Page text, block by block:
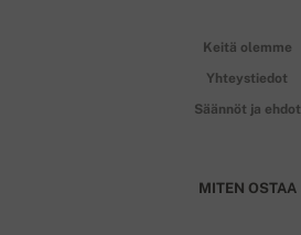
Keitä olemme
Yhteystiedot
Säännöt ja ehdot
MITEN OSTAA